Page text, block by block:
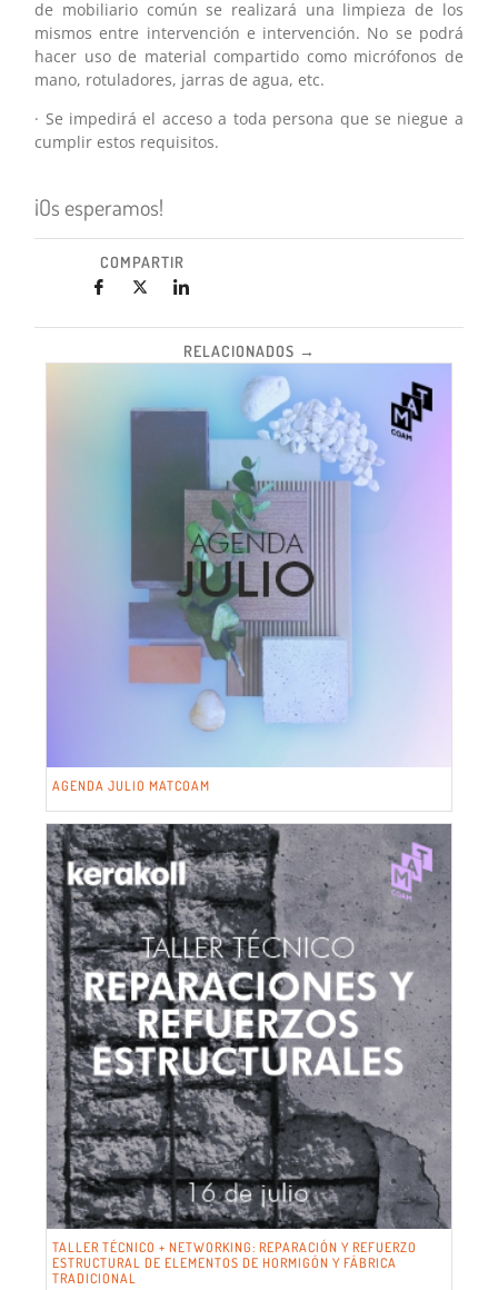
de mobiliario común se realizará una limpieza de los
mismos entre intervención e intervención. No se podrá
hacer uso de material compartido como micrófonos de
mano, rotuladores, jarras de agua, etc.
· Se impedirá el acceso a toda persona que se niegue a
cumplir estos requisitos.
¡Os esperamos!
COMPARTIR
RELACIONADOS →
AGENDA JULIO MATCOAM
TALLER TÉCNICO + NETWORKING: REPARACIÓN Y REFUERZO
ESTRUCTURAL DE ELEMENTOS DE HORMIGÓN Y FÁBRICA
TRADICIONAL